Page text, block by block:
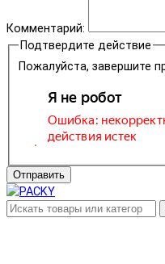
Комментарий:
Подтвердите действие
Пожалуйста, завершите
Отправить